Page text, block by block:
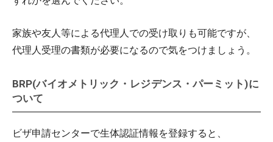
家族や友人等による代理人での受け取りも可能ですが、
代理人受理の書類が必要になるので気をつけましょう。
BRP(バイオメトリック・レジデンス・パーミット)に
ついて
ビザ申請センターで生体認証情報を登録すると、